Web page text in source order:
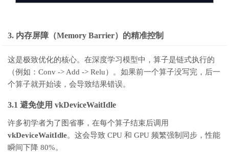
3. 内存屏障（Memory Barrier）的精准控制
这是极致优化的核心。在深度学习模型中，算子是链式执行的
（例如：Conv -> Add -> Relu）。如果前一个算子没写完，后一
个算子就开始读，会导致结果错误。
3.1 避免使用 vkDeviceWaitIdle
许多初学者为了图省事，在每个算子结束后调用
vkDeviceWaitIdle。这会导致 CPU 和 GPU 频繁强制同步，性能
瞬间下降 80%。